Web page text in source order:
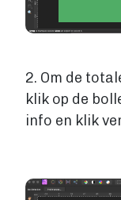
2. Om de
klik op de
info en klik
Image